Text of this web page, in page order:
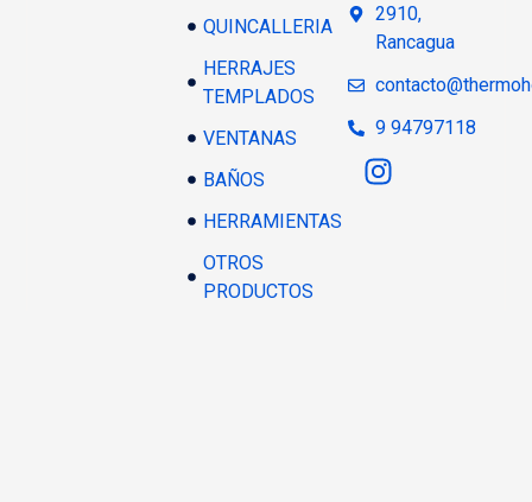
QUINCALLERIA
HERRAJES
TEMPLADOS
VENTANAS
BAÑOS
HERRAMIENTAS
OTROS
PRODUCTOS
2910,
Rancagua
9 94797118